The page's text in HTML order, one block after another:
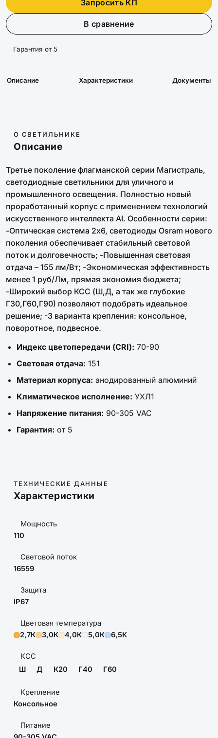
Запросить КП
В сравнение
Гарантия от 5
Описание Характеристики Документы
О СВЕТИЛЬНИКЕ
Описание
Третье поколение флагманской серии Магистраль,
светодиодные светильники для уличного и
промышленного освещения. Полностью новый
проработанный корпус с применением технологий
искусственного интеллекта AI. Особенности серии:
-Оптическая система 2х6, светодиоды Osram нового
поколения обеспечивает стабильный световой
поток и долговечность; -Повышенная световая
отдача – 155 лм/Вт; -Экономическая эффективность
менее 1 руб/Лм, прямая экономия бюджета;
-Широкий выбор КСС (Ш,Д, а так же глубокие
Г30,Г60,Г90) позволяют подобрать идеальное
решение; -3 варианта крепления: консольное,
поворотное, подвесное.
Индекс цветопередачи (CRI): 70-90
Световая отдача: 151
Материал корпуса: анодированный алюминий
Климатическое исполнение: УХЛ1
Напряжение питания: 90-305 VAC
Гарантия: от 5
ТЕХНИЧЕСКИЕ ДАННЫЕ
Характеристики
Мощность
110
Световой поток
16559
Защита
IP67
Цветовая температура
2,7К
3,0К 4,0К 5,0К 6,5К
КСС
Ш
Д К20 Г40 Г60
Крепление
Консольное
Питание